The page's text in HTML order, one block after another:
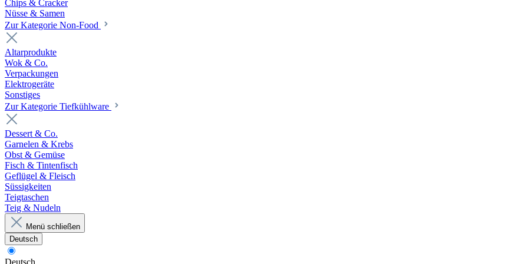
Chips & Cracker
Nüsse & Samen
Zur Kategorie Non-Food
Altarprodukte
Wok & Co.
Verpackungen
Elektrogeräte
Sonstiges
Zur Kategorie Tiefkühlware
Dessert & Co.
Garnelen & Krebs
Obst & Gemüse
Fisch & Tintenfisch
Geflügel & Fleisch
Süssigkeiten
Teigtaschen
Teig & Nudeln
Menü schließen
Deutsch
Deutsch